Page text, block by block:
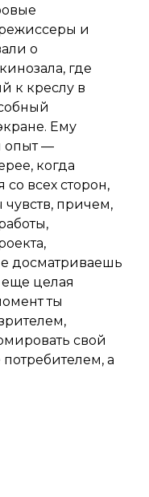
и
о
где
к креслу в
Ему
опыт —
когда
всех сторон,
чувств, причем,
досматриваешь
целая
ты
свой
а